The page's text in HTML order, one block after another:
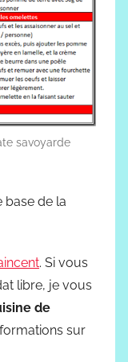
savoyarde
base de la
. Si vous
libre, je vous
de
sur